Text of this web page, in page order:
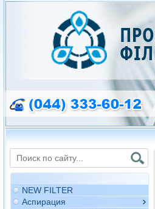
NEW FILTER
Аспирация